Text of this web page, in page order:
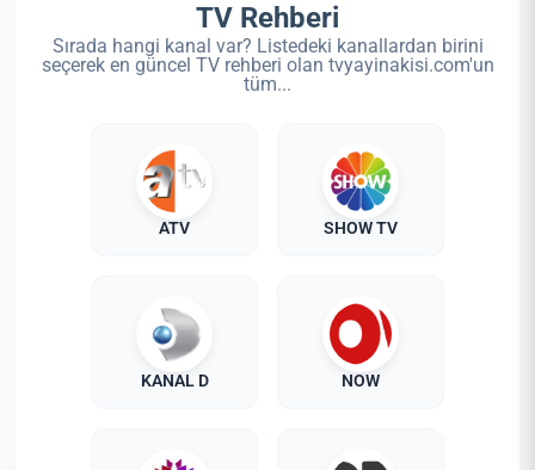
TV Rehberi
Sırada hangi kanal var? Listedeki kanallardan birini
seçerek en güncel TV rehberi olan tvyayinakisi.com'un
tüm...
ATV SHOW TV
KANAL D NOW